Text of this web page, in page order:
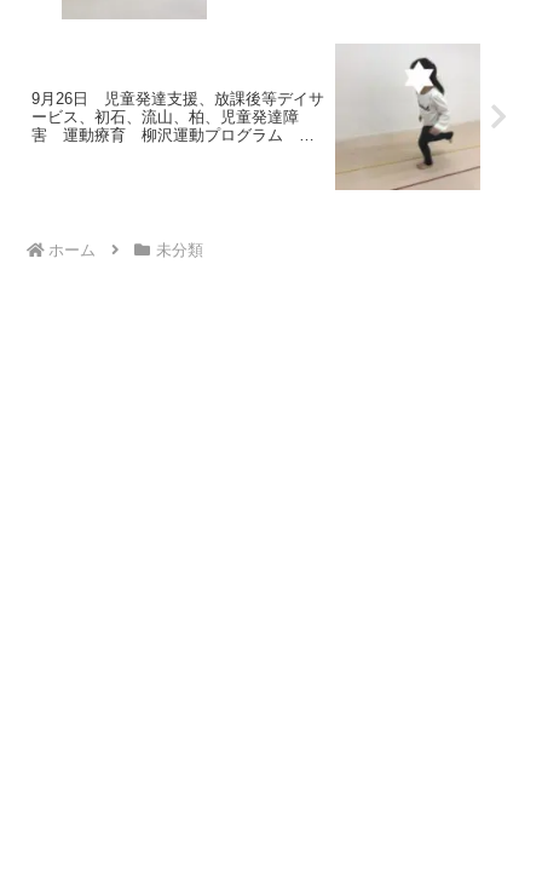
9月26日 児童発達支援、放課後等デイサ
ービス、初石、流山、柏、児童発達障
害 運動療育 柳沢運動プログラム こ
ホーム 未分類